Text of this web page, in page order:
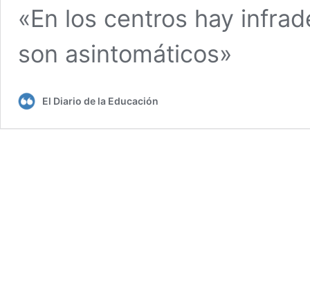
«En los centros hay
son asintomáticos»
El Diario de la Educación